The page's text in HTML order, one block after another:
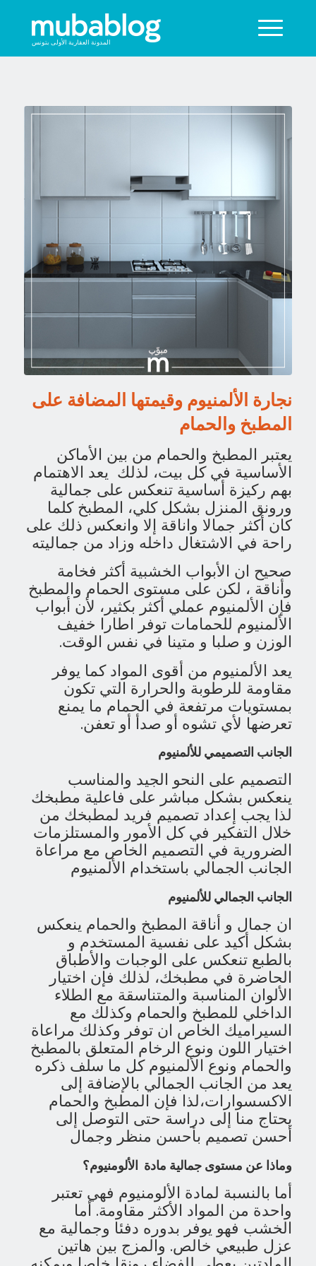
المدونة العقارية الأولى بتونس
نجارة الألمنيوم وقيمتها المضافة على
المطبخ والحمام
يعتبر المطبخ والحمام من بين الأماكن
الأساسية في كل بيت، لذلك يعد الاهتمام
بهم ركيزة أساسية تنعكس على جمالية
ورونق المنزل بشكل كلي، المطبخ كلما
كان أكثر جمالا واناقة إلا وانعكس ذلك على
راحة في الاشتغال داخله وزاد من جماليته
صحيح ان الأبواب الخشبية أكثر فخامة
وأناقة ، لكن على مستوى الحمام والمطبخ
فإن الألمنيوم عملي أكثر بكثير، لأن أبواب
الألمنيوم للحمامات توفر اطارا خفيف
الوزن و صلبا و متينا في نفس الوقت.
يعد الألمنيوم من أقوى المواد كما يوفر
مقاومة للرطوبة والحرارة التي تكون
بمستويات مرتفعة في الحمام ما يمنع
تعرضها لأي تشوه أو صدأ أو تعفن.
الجانب التصميمي للألمنيوم
التصميم على النحو الجيد والمناسب
ينعكس بشكل مباشر على فاعلية مطبخك
لذا يجب إعداد تصميم فريد لمطبخك من
خلال التفكير في كل الأمور والمستلزمات
الضرورية في التصميم الخاص مع مراعاة
الجانب الجمالي باستخدام الألمنيوم
الجانب الجمالي للألمنيوم
ان جمال و أناقة المطبخ والحمام ينعكس
بشكل أكيد على نفسية المستخدم و
بالطبع تنعكس على الوجبات والأطباق
الحاضرة في مطبخك، لذلك فإن اختيار
الألوان المناسبة والمتناسقة مع الطلاء
الداخلي للمطبخ والحمام وكذلك مع
السيراميك الخاص ان توفر وكذلك مراعاة
اختيار اللون ونوع الرخام المتعلق بالمطبخ
والحمام ونوع الألمنيوم كل ما سلف ذكره
يعد من الجانب الجمالي بالإضافة إلى
الاكسسوارات،لذا فإن المطبخ والحمام
يحتاج منا إلى دراسة حتى التوصل إلى
أحسن تصميم بأحسن منظر وجمال
وماذا عن مستوى جمالية مادة الألومنيوم؟
أما بالنسبة لمادة الألومنيوم فهي تعتبر
واحدة من المواد الأكثر مقاومة. أما
الخشب فهو يوفر بدوره دفئا وجمالية مع
عزل طبيعي خالص. والمزج بين هاتين